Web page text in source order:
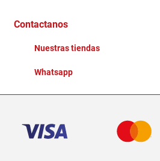
Ganadores - Promociones
Contactanos
Nuestras tiendas
Whatsapp